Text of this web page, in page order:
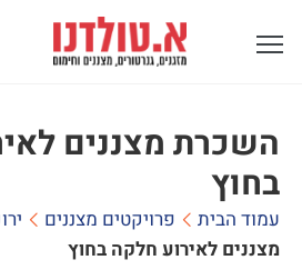
פתח תפריט ראשי לתצוגה
השכרת מצננים
בחוץ
עמוד הבית פרויקטים מצננים
מצננים לאירוע חלקה בחוץ